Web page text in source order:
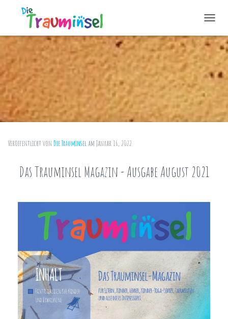
A
V
I
A
O
U
Veröffentlicht von Die Trauminsel am Januar 16, 2022
Das Trauminsel Magazin - Ausgabe August 2021